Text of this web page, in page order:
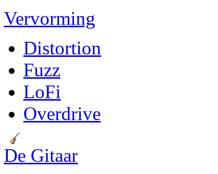
Vervorming
Distortion
Fuzz
LoFi
Overdrive
De Gitaar